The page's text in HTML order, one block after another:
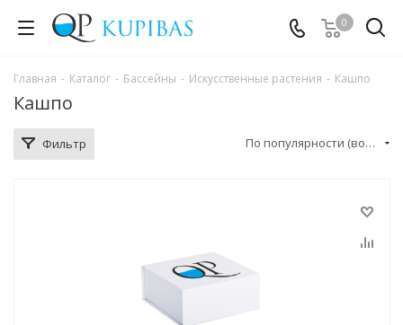
0
Главная - Каталог - Бассейны - Искусственные растения - Кашпо
Кашпо
Фильтр По популярности (возрастание)